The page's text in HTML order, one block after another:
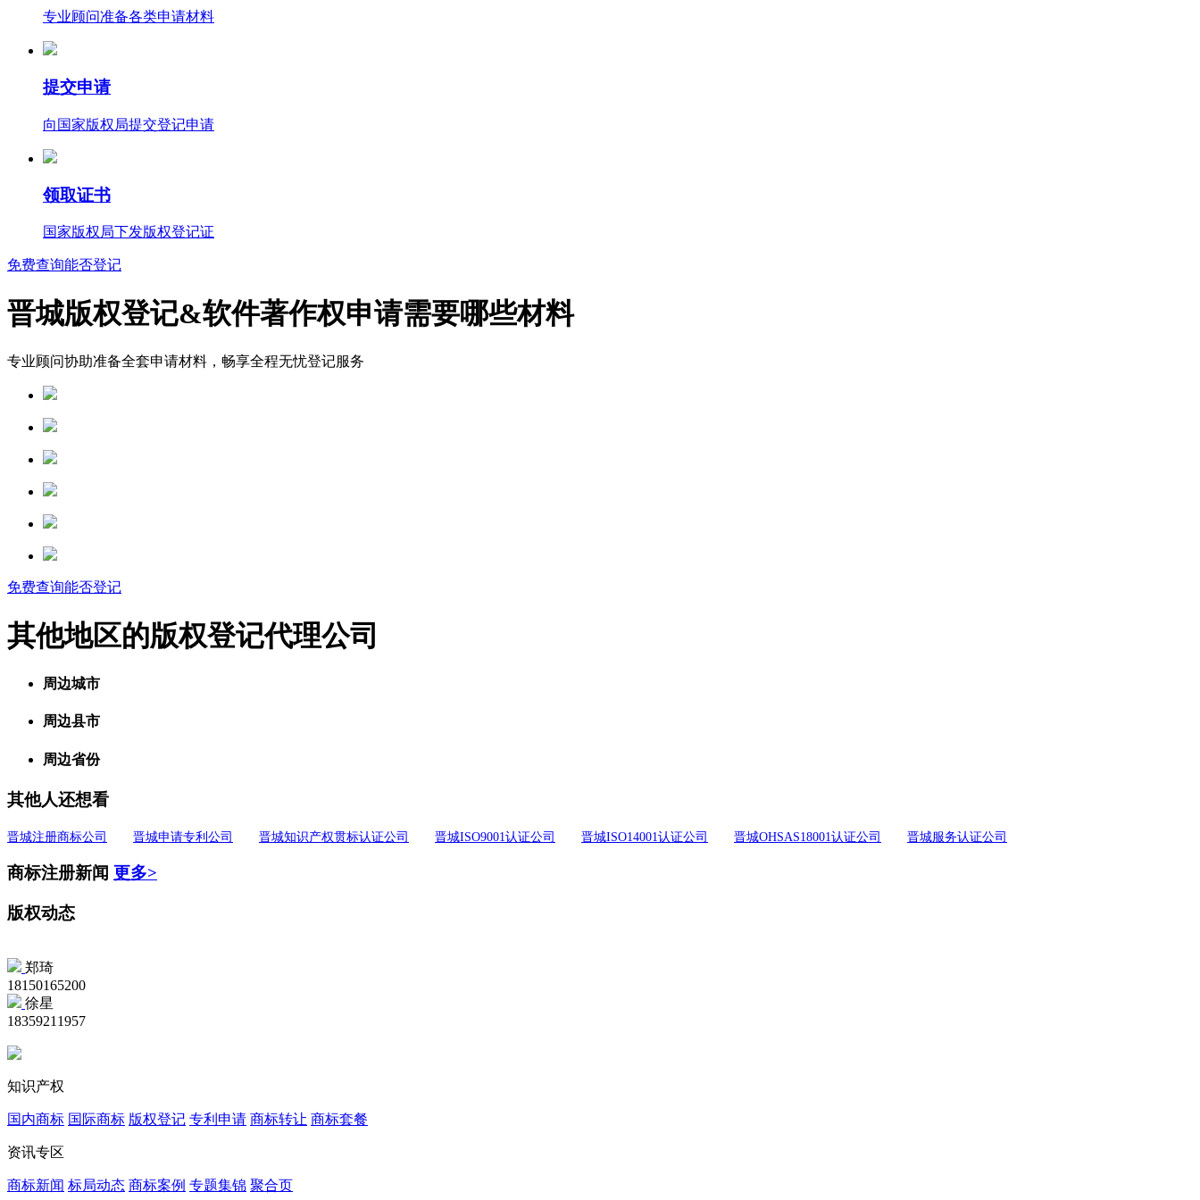
专业顾问准备各类申请材料
提交申请
向国家版权局提交登记申请
领取证书
国家版权局下发版权登记证
免费查询能否登记
晋城版权登记&软件著作权申请需要哪些材料
专业顾问协助准备全套申请材料，畅享全程无忧登记服务
免费查询能否登记
其他地区的版权登记代理公司
周边城市
周边县市
周边省份
其他人还想看
晋城注册商标公司 晋城申请专利公司 晋城知识产权贯标认证公司 晋城ISO9001认证公司 晋城ISO14001认证公司 晋城OHSAS18001认证公司 晋城服务认证公司
商标注册新闻 更多>
版权动态
郑琦
18150165200
徐星
18359211957
知识产权
国内商标 国际商标 版权登记 专利申请 商标转让 商标套餐
资讯专区
商标新闻 标局动态 商标案例 专题集锦 聚合页